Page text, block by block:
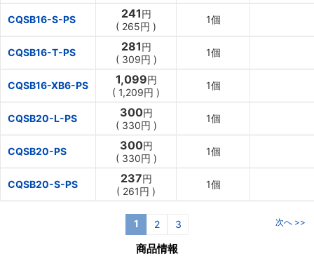
CQSB16-S-PS 241円
( 265円 )
1個
CQSB16-T-PS 281円
( 309円 )
1個
CQSB16-XB6-PS 1,099円
( 1,209円 )
1個
CQSB20-L-PS 300円
( 330円 )
1個
CQSB20-PS 300円
( 330円 )
1個
CQSB20-S-PS 237円
( 261円 )
1個
1 2 3 次へ >>
商品情報